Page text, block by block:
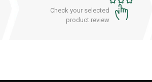
Check your selected
product review